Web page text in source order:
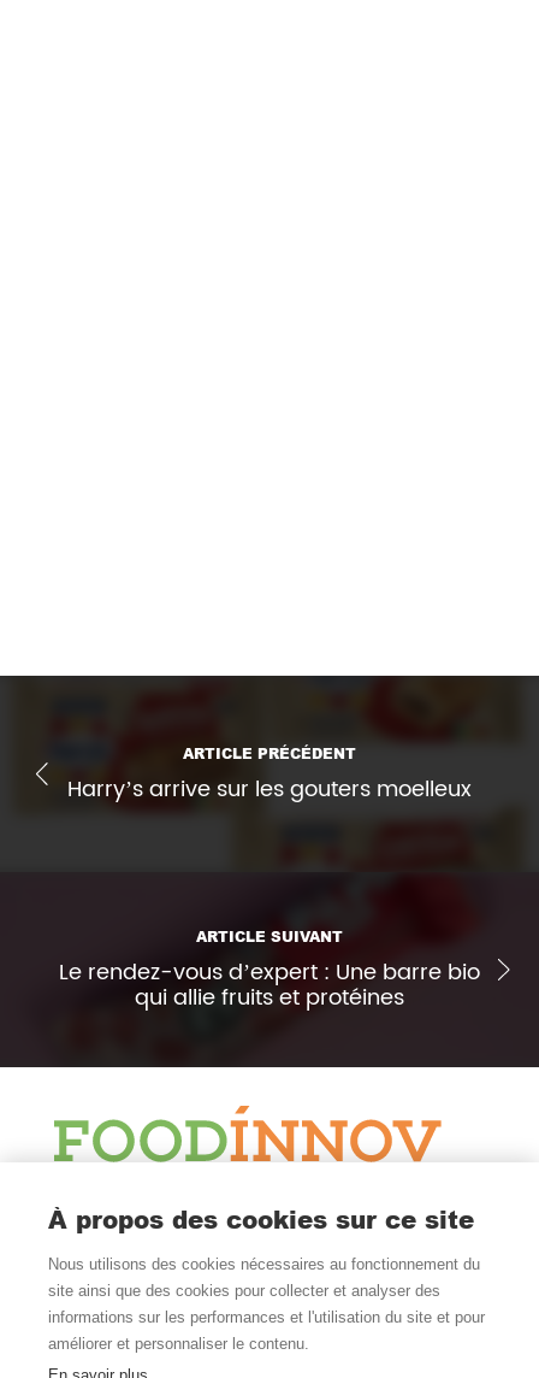
ARTICLE PRÉCÉDENT
Harry’s arrive sur les gouters moelleux
ARTICLE SUIVANT
Le rendez-vous d’expert : Une barre bio
qui allie fruits et protéines
Le Blog
Actualité et veille
Nous Suivre
À propos des cookies sur ce site
Nous utilisons des cookies nécessaires au fonctionnement du
site ainsi que des cookies pour collecter et analyser des
informations sur les performances et l'utilisation du site et pour
améliorer et personnaliser le contenu.